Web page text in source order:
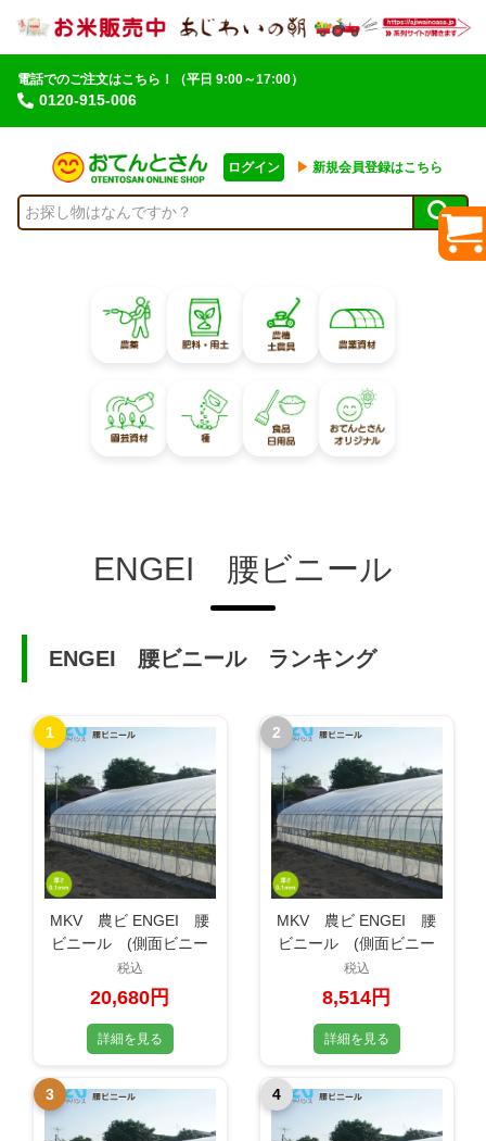
電話でのご注文はこちら！
0120-915-006
（平日 9:00～17:00）
ログイン ▶︎ 新規会員登録はこちら
ENGEI 腰ビニール
ENGEI 腰ビニール ランキング
1
MKV 農ビ ENGEI 腰
ビニール (側面ビニー
ル) 2.5×10間
0.1mm×150cm×45m
税込
20,680円
詳細を見る
2
MKV 農ビ ENGEI 腰
ビニール (側面ビニー
ル) 2.5×4間
0.1mm×150cm×24m
税込
8,514円
詳細を見る
3 4